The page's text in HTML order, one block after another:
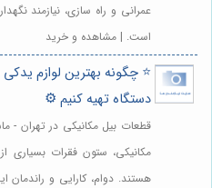
عمرانی و راه سازی، نیازمند
است. | مشاهده و خرید
⭐️ چگونه بهترین لوازم
دستگاه تهیه کنیم ⚙️
قطعات بیل مکانیکی در تهران
مکانیکی، ستون فقرات بسیاری
هستند. دوام، کارایی و